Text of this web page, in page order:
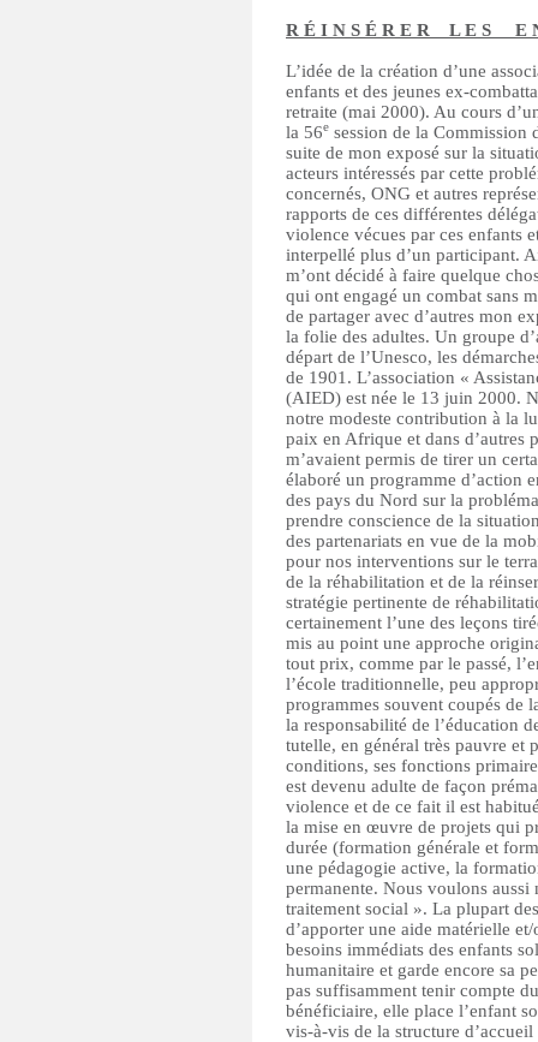
R É I N S É R E R L E S E
L’idée de la création d’une
enfants et des jeunes ex-
retraite (mai 2000). Au cours
la 56e session de la Commission
suite de mon exposé sur la
acteurs intéressés par cette
concernés, ONG et autres
rapports de ces différentes
violence vécues par ces enfants
interpellé plus d’un participant.
m’ont décidé à faire quelque
qui ont engagé un combat sans
de partager avec d’autres mon
la folie des adultes. Un groupe
départ de l’Unesco, les
de 1901. L’association «
(AIED) est née le 13 juin 2000.
notre modeste contribution à la
paix en Afrique et dans d’autres
m’avaient permis de tirer un
élaboré un programme d’action
des pays du Nord sur la
prendre conscience de la
des partenariats en vue de la
pour nos interventions sur le
de la réhabilitation et de la
stratégie pertinente de
certainement l’une des leçons
mis au point une approche
tout prix, comme par le passé,
l’école traditionnelle, peu
programmes souvent coupés de
la responsabilité de l’éducation
tutelle, en général très pauvre et
conditions, ses fonctions
est devenu adulte de façon
violence et de ce fait il est
la mise en œuvre de projets qui
durée (formation générale et
une pédagogie active, la
permanente. Nous voulons aussi
traitement social ». La plupart
d’apporter une aide matérielle
besoins immédiats des enfants
humanitaire et garde encore sa
pas suffisamment tenir compte
bénéficiaire, elle place l’enfant
vis-à-vis de la structure